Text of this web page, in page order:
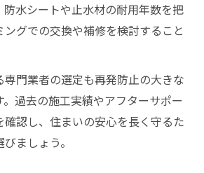
防水シートや止水材の耐用年数を把
グでの交換や補修を検討すること
門業者の選定も再発防止の大きな
過去の施工実績やアフターサポー
確認し、住まいの安心を長く守るた
ましょう。